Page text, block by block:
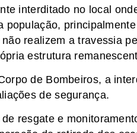
interditado no local
população,
realizem a travessia
estrutura
de Bombeiros, a
de segurança.
resgate e